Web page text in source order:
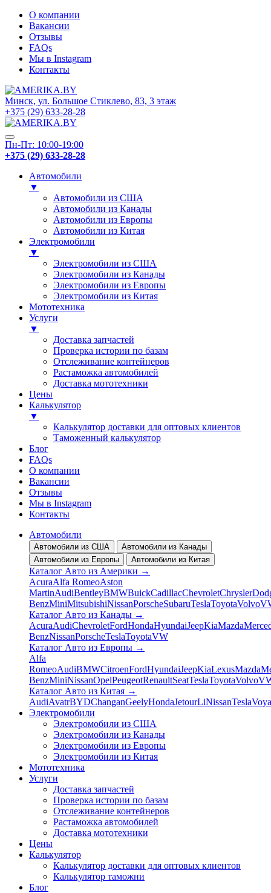
О компании
Вакансии
Отзывы
FAQs
Мы в Instagram
Контакты
Минск, ул. Большое Стиклево, 83, 3 этаж
+375 (29) 633-28-28
Пн-Пт: 10:00-19:00
+375 (29) 633-28-28
Автомобили
▼
Автомобили из США
Автомобили из Канады
Автомобили из Европы
Автомобили из Китая
Электромобили
▼
Электромобили из США
Электромобили из Канады
Электромобили из Европы
Электромобили из Китая
Мототехника
Услуги
▼
Доставка запчастей
Проверка истории по базам
Отслеживание контейнеров
Растаможка автомобилей
Доставка мототехники
Цены
Калькулятор
▼
Калькулятор доставки для оптовых клиентов
Таможенный калькулятор
Блог
FAQs
О компании
Вакансии
Отзывы
Мы в Instagram
Контакты
Автомобили
Автомобили из США
Автомобили из Канады
Автомобили из Европы
Автомобили из Китая
Каталог Авто из Америки →
AcuraAlfa RomeoAston
MartinAudiBentleyBMWBuickCadillacChevroletChrysler
BenzMiniMitsubishiNissanPorscheSubaruTeslaToyotaVolvo
Каталог Авто из Канады →
AcuraAudiChevroletFordHondaHyundaiJeepKiaMazda
BenzNissanPorscheTeslaToyotaVW
Каталог Авто из Европы →
Alfa
RomeoAudiBMWCitroenFordHyundaiJeepKiaLexusMazda
BenzMiniNissanOpelPeugeotRenaultSeatTeslaToyotaVolvo
Каталог Авто из Китая →
AudiAvatrBYDChanganGeelyHondaJetourLiNissanTesla
Электромобили
Электромобили из США
Электромобили из Канады
Электромобили из Европы
Электромобили из Китая
Мототехника
Услуги
Доставка запчастей
Проверка истории по базам
Отслеживание контейнеров
Растаможка автомобилей
Доставка мототехники
Цены
Калькулятор
Калькулятор доставки для оптовых клиентов
Калькулятор таможни
Блог